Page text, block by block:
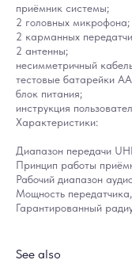
приёмник системы;
2 головных микрофона;
2 карманных
2 антенны;
несимметричный
тестовые батарейки
блок питания;
инструкция
Характеристики:
Диапазон передачи
Принцип работы
Рабочий диапазон
Мощность
Гарантированный
See also